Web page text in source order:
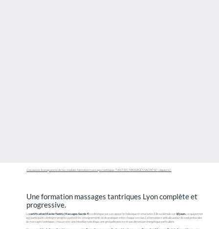
Découvrez le programme de nos modules formation massages tantriques TANTRIC MASSAGES SACRÉS© : cliquez ici !
Une formation massages tantriques Lyon complète et
progressive.
Lacertification Master Tantric Massages Sacrés ©se distingue par son approche holistique et structurée. Elle se déroule sur10 jours, ce qui permet
aux participants d’intégrer progressivement les enseignements et de pratiquer entre chaque session. La formation s’articule autour de sept protocoles
de massages tantriques, chacun avec une intention spécifique, une gestuelle précise et une dimension énergétique particulière.